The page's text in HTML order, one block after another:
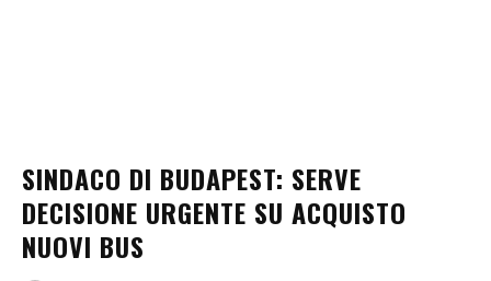
SINDACO DI BUDAPEST: SERVE
DECISIONE URGENTE SU ACQUISTO
NUOVI BUS